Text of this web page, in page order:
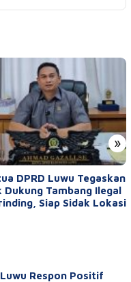
»
DPRD Luwu Tegaskan
Dukung Tambang Ilegal
Siap Sidak Lokasi
Respon Positif